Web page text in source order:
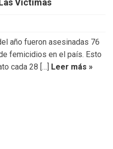
año fueron asesinadas 76
femicidios en el país. Esto
cada 28 […] Leer más »